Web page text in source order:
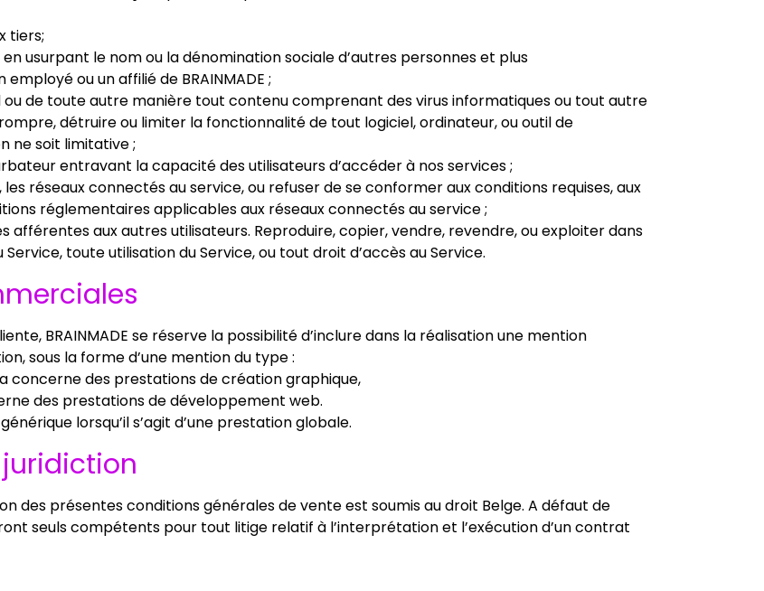
tiers;
usurpant le nom ou la dénomination sociale d’autres personnes et plus
ou un affilié de BRAINMADE ;
de toute autre manière tout contenu comprenant des virus informatiques ou tout autre
détruire ou limiter la fonctionnalité de tout logiciel, ordinateur, ou outil de
ne soit limitative ;
entravant la capacité des utilisateurs d’accéder à nos services ;
réseaux connectés au service, ou refuser de se conformer aux conditions requises, aux
réglementaires applicables aux réseaux connectés au service ;
aux autres utilisateurs. Reproduire, copier, vendre, revendre, ou exploiter dans
toute utilisation du Service, ou tout droit d’accès au Service.
BRAINMADE se réserve la possibilité d’inclure dans la réalisation une mention
sous la forme d’une mention du type :
concerne des prestations de création graphique,
des prestations de développement web.
lorsqu’il s’agit d’une prestation globale.
des présentes conditions générales de vente est soumis au droit Belge. A défaut de
seuls compétents pour tout litige relatif à l’interprétation et l’exécution d’un contrat